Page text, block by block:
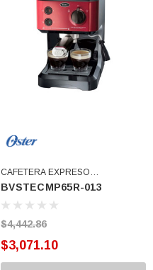
CAFETERA EXPRESO
AUTOMATICA ROJA OSTER
(BVSTECMP65R-013)
BVSTECMP65R-013
$4,442.86
$3,071.10